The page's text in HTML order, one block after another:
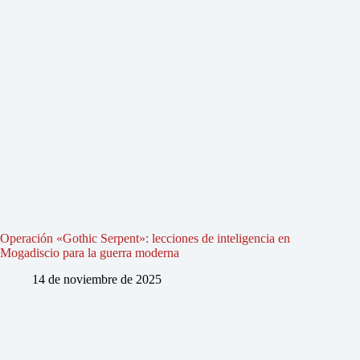
Operación «Gothic Serpent»: lecciones de inteligencia en
Mogadiscio para la guerra moderna
14 de noviembre de 2025